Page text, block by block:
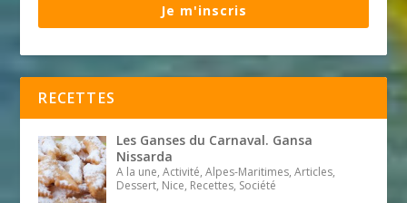
Je m'inscris
RECETTES
Les Ganses du Carnaval. Gansa
Nissarda
A la une, Activité, Alpes-Maritimes, Articles,
Dessert, Nice, Recettes, Société